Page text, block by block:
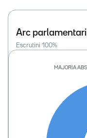
Arc parlamentari
Escrutini 100%